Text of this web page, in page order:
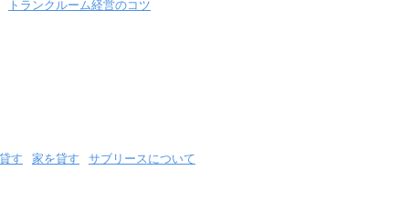
トランクルーム経営のコツ
す 家を貸す サブリースについて